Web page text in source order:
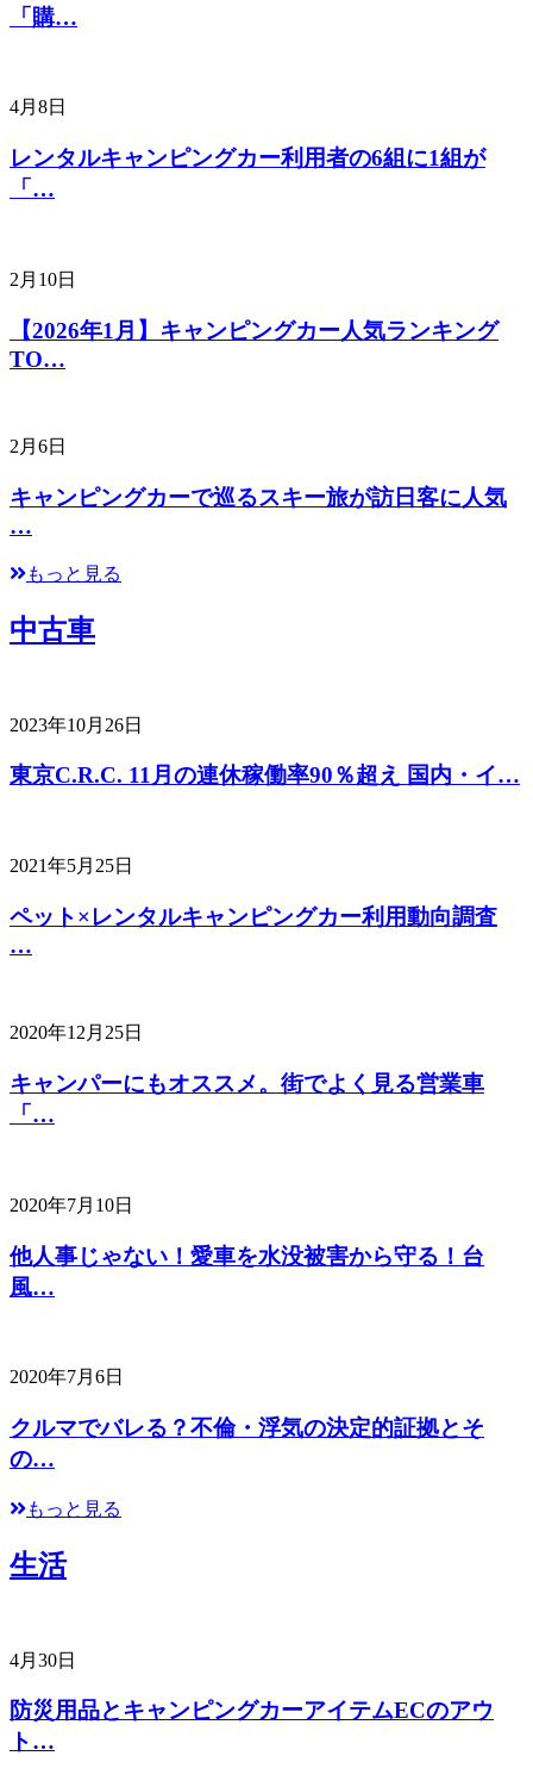
「購…
4月8日
レンタルキャンピングカー利用者の6組に1組が
「…
2月10日
【2026年1月】キャンピングカー人気ランキング
TO…
2月6日
キャンピングカーで巡るスキー旅が訪日客に人気
…
もっと見る
中古車
2023年10月26日
東京C.R.C. 11月の連休稼働率90％超え 国内・イ…
2021年5月25日
ペット×レンタルキャンピングカー利用動向調査
…
2020年12月25日
キャンパーにもオススメ。街でよく見る営業車
「…
2020年7月10日
他人事じゃない！愛車を水没被害から守る！台
風…
2020年7月6日
クルマでバレる？不倫・浮気の決定的証拠とそ
の…
もっと見る
生活
4月30日
防災用品とキャンピングカーアイテムECのアウ
ト…